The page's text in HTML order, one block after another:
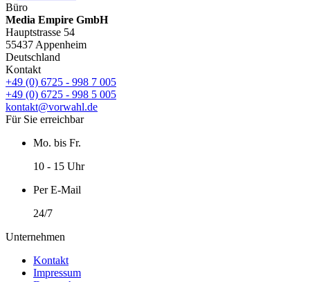
Büro
Media Empire GmbH
Hauptstrasse 54
55437 Appenheim
Deutschland
Kontakt
+49 (0) 6725 - 998 7 005
+49 (0) 6725 - 998 5 005
kontakt@vorwahl.de
Für Sie erreichbar
Mo. bis Fr.
10 - 15 Uhr
Per E-Mail
24/7
Unternehmen
Kontakt
Impressum